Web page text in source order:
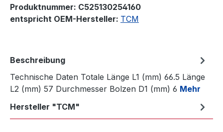
Produktnummer: C525130254160
entspricht OEM-Hersteller: TCM
Beschreibung
Technische Daten Totale Länge L1 (mm) 66.5 Länge
L2 (mm) 57 Durchmesser Bolzen D1 (mm) 6 Mehr
Hersteller "TCM"